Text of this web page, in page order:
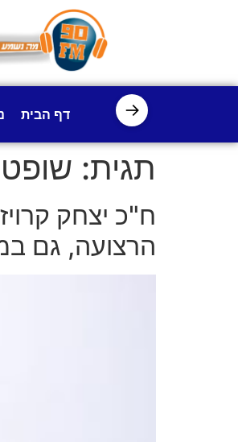
→ דף הבית
תגית:
ח"כ יצחק
הרצועה, גם